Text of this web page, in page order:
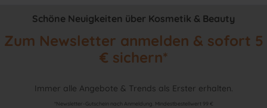
Originalprodukt vom Hersteller
Schöne Neuigkeiten über Kosmetik & Beauty
Zum Newsletter anmelden & sofort 5
€ sichern*
Immer alle Angebote & Trends als Erster erhalten.
*Newsletter-Gutschein nach Anmeldung. Mindestbestellwert 99 €